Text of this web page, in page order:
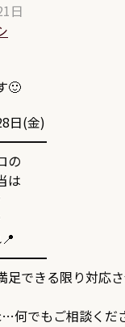
日
🙂
日(金)
の
は
足できる限り対応
何でもご相談くだ